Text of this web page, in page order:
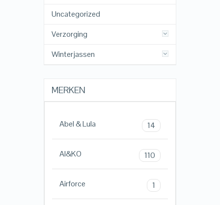
Uncategorized
Verzorging
Winterjassen
MERKEN
Abel & Lula 14
AI&KO 110
Airforce 1